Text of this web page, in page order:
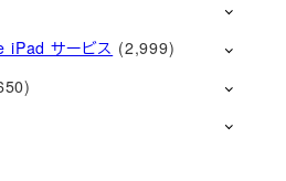
サービス (2,999)